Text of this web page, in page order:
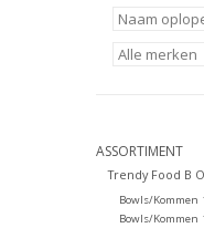
ASSORTIMENT
Trendy Food B
Bowls/Kommen
Bowls/Kommen